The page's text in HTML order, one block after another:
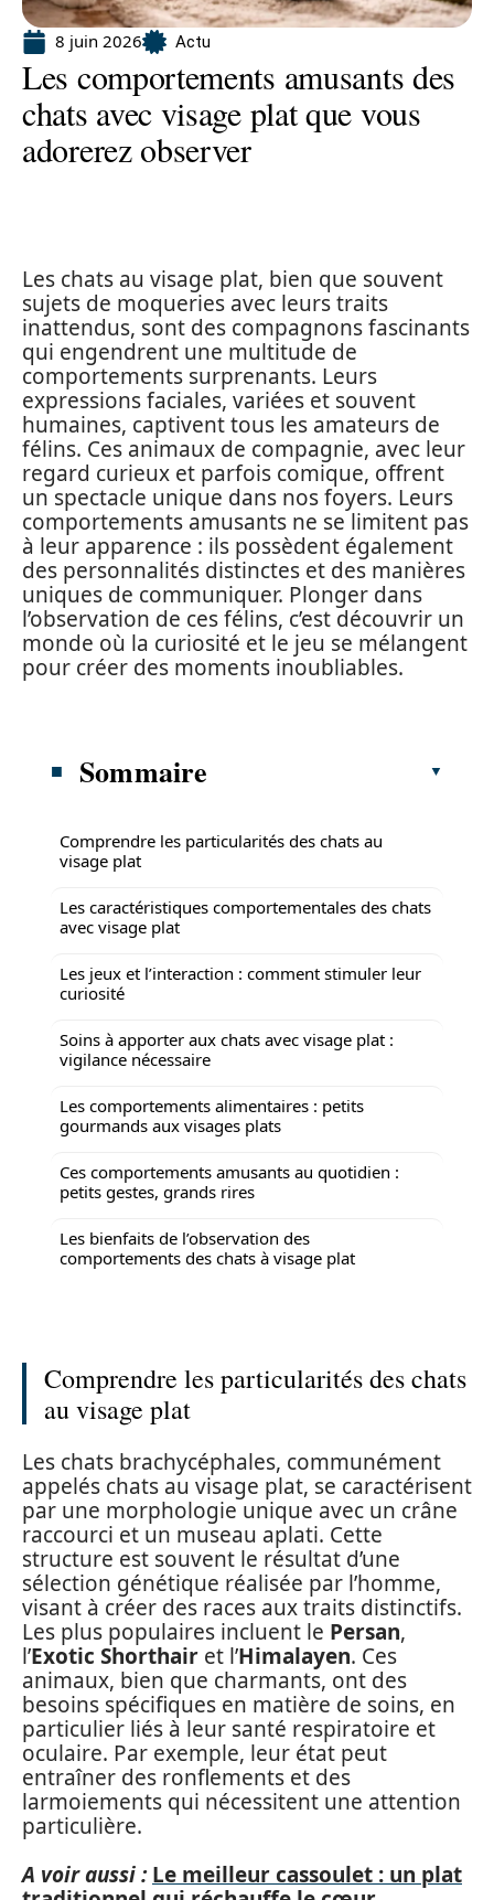
8 juin 2026 Actu
Les comportements amusants des
chats avec visage plat que vous
adorerez observer
Les chats au visage plat, bien que souvent
sujets de moqueries avec leurs traits
inattendus, sont des compagnons fascinants
qui engendrent une multitude de
comportements surprenants. Leurs
expressions faciales, variées et souvent
humaines, captivent tous les amateurs de
félins. Ces animaux de compagnie, avec leur
regard curieux et parfois comique, offrent
un spectacle unique dans nos foyers. Leurs
comportements amusants ne se limitent pas
à leur apparence : ils possèdent également
des personnalités distinctes et des manières
uniques de communiquer. Plonger dans
l’observation de ces félins, c’est découvrir un
monde où la curiosité et le jeu se mélangent
pour créer des moments inoubliables.
Sommaire
Comprendre les particularités des chats au
visage plat
Les caractéristiques comportementales des chats
avec visage plat
Les jeux et l’interaction : comment stimuler leur
curiosité
Soins à apporter aux chats avec visage plat :
vigilance nécessaire
Les comportements alimentaires : petits
gourmands aux visages plats
Ces comportements amusants au quotidien :
petits gestes, grands rires
Les bienfaits de l’observation des
comportements des chats à visage plat
Comprendre les particularités des chats
au visage plat
Les chats brachycéphales, communément
appelés chats au visage plat, se caractérisent
par une morphologie unique avec un crâne
raccourci et un museau aplati. Cette
structure est souvent le résultat d’une
sélection génétique réalisée par l’homme,
visant à créer des races aux traits distinctifs.
Les plus populaires incluent le Persan,
l’Exotic Shorthair et l’Himalayen. Ces
animaux, bien que charmants, ont des
besoins spécifiques en matière de soins, en
particulier liés à leur santé respiratoire et
oculaire. Par exemple, leur état peut
entraîner des ronflements et des
larmoiements qui nécessitent une attention
particulière.
A voir aussi : Le meilleur cassoulet : un plat